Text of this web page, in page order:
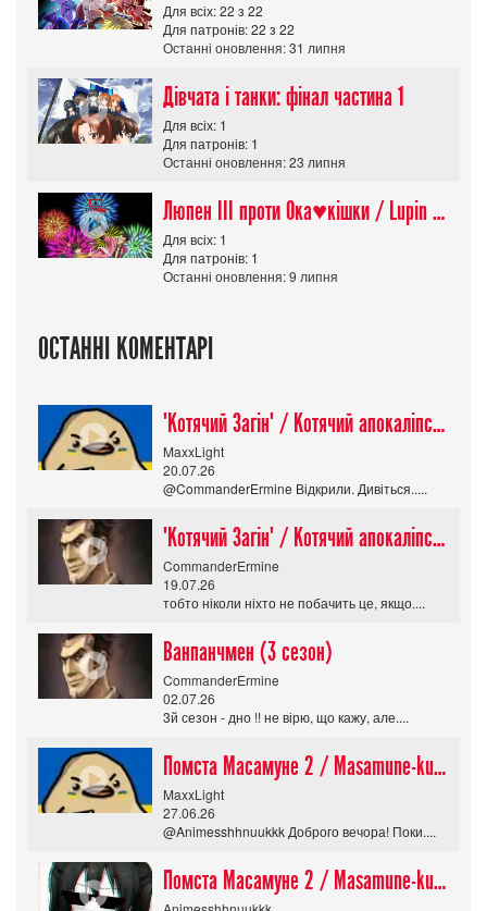
Для всіх: 22 з 22
Для патронів: 22 з 22
Останні оновлення: 31 липня
Дівчата і танки: фінал частина 1
Для всіх: 1
Для патронів: 1
Останні оновлення: 23 липня
Люпен ІІІ проти Ока♥кішки / Lupin III vs Cats Eye Movie
Для всіх: 1
Для патронів: 1
Останні оновлення: 9 липня
ОСТАННІ КОМЕНТАРІ
"Котячий Загін" / Котячий апокаліпсис / Cat Shit One
MaxxLight
20.07.26
@CommanderErmine Відкрили. Дивіться.....
"Котячий Загін" / Котячий апокаліпсис / Cat Shit One
CommanderErmine
19.07.26
тобто ніколи ніхто не побачить це, якщо....
Ванпанчмен (3 сезон)
CommanderErmine
02.07.26
3й сезон - дно !! не вірю, що кажу, але....
Помста Масамуне 2 / Masamune-kun no Revenge R
MaxxLight
27.06.26
@Animesshhnuukkk Доброго вечора! Поки....
Помста Масамуне 2 / Masamune-kun no Revenge R